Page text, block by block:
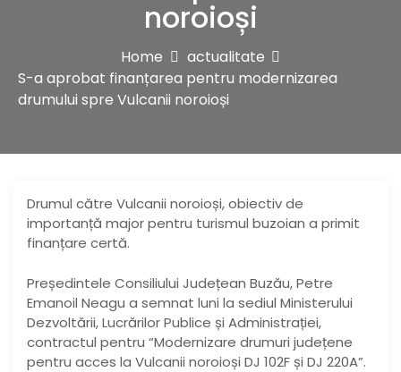
noroioși
Home
actualitate
S-a aprobat finanțarea pentru modernizarea
drumului spre Vulcanii noroioși
Drumul către Vulcanii noroioși, obiectiv de
importanță major pentru turismul buzoian a primit
finanțare certă.
Președintele Consiliului Județean Buzău, Petre
Emanoil Neagu a semnat luni la sediul Ministerului
Dezvoltării, Lucrărilor Publice și Administrației,
contractul pentru “Modernizare drumuri județene
pentru acces la Vulcanii noroioși DJ 102F și DJ 220A”.